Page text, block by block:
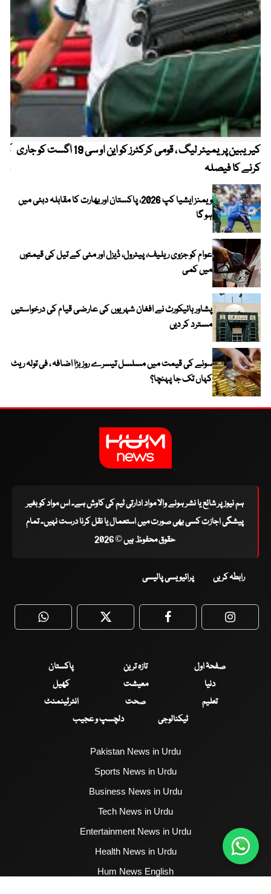
کیریبین پریمیئر لیگ ، قومی کرکٹرز کو این او سی 19 اگست کو جاری
کرنے کا فیصلہ
ویمنز ایشیا کپ 2026، پاکستان اور بھارت کا مقابلہ دبئی میں
ہو گا
عوام کو جزوی ریلیف، پیٹرول، ڈیزل اور مٹی کے تیل کی قیمتوں
میں کمی
پشاور ہائیکورٹ نے افغان شہریوں کی عارضی قیام کی درخواستیں
مسترد کر دیں
سونے کی قیمت میں مسلسل تیسرے روز بڑا اضافہ ، فی تولہ ریٹ
کہاں تک جا پہنچا؟
ہم نیوز پر شائع یا نشر ہونے والا مواد ادارتی ٹیم کی کاوش ہے۔ اس مواد کو بغیر
پیشگی اجازت کسی بھی صورت میں استعمال یا نقل کرنا درست نہیں۔ تمام
حقوق محفوظ ہیں © 2026
رابطہ کریں پرائیویسی پالیسی
WhatsApp Twitter Facebook
صفحۂ اول تازہ ترین
پاکستان
دنیا
معیشت
کھیل
تعلیم
صحت
انٹرٹینمنٹ
ٹیکنالوجی
دلچسپ و عجیب
Pakistan News in Urdu
Sports News in Urdu
Business News in Urdu
Tech News in Urdu
Entertainment News in Urdu
Health News in Urdu
Hum News English